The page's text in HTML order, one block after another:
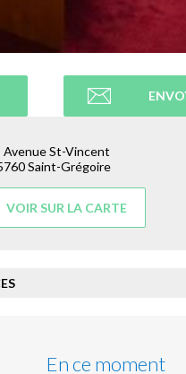
Avenue St-Vincent
Saint-Grégoire
VOIR SUR LA CARTE
En ce moment